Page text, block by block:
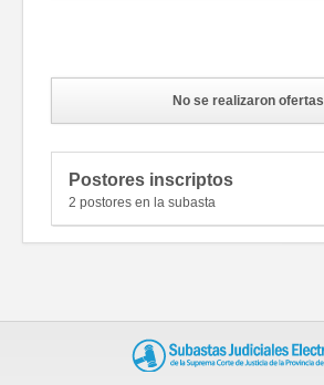
No se realizaron ofertas
Postores inscriptos
2 postores en la subasta